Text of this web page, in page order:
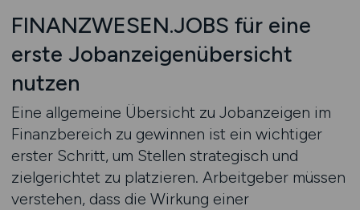
FINANZWESEN.JOBS für eine
erste Jobanzeigenübersicht
nutzen
Eine allgemeine Übersicht zu Jobanzeigen im
Finanzbereich zu gewinnen ist ein wichtiger
erster Schritt, um Stellen strategisch und
zielgerichtet zu platzieren. Arbeitgeber müssen
verstehen, dass die Wirkung einer